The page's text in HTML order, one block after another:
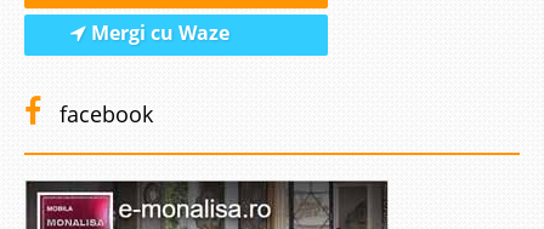
Mergi cu Waze
facebook